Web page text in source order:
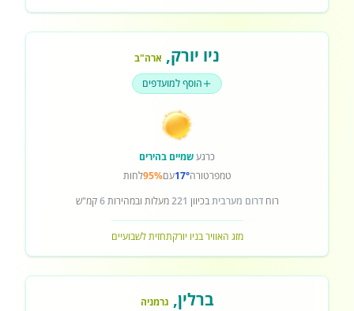
ניו יורק, ארה"ב
הוסף למועדפים
כרגעשמיים בהירים
טמפרטורה17°עם95%לחות
רוחדרום מערביתבכיוון 221מעלות ובמהירות6קמ"ש
מזג האוויר בניו יורקתחזית לשבועיים
ברלין, גרמניה